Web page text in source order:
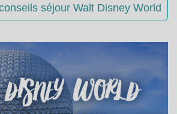
séjour Walt Disney World